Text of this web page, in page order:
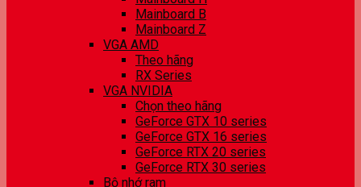
Mainboard B
Mainboard Z
VGA AMD
Theo hãng
RX Series
VGA NVIDIA
Chọn theo hãng
GeForce GTX 10 series
GeForce GTX 16 series
GeForce RTX 20 series
GeForce RTX 30 series
Bộ nhớ ram